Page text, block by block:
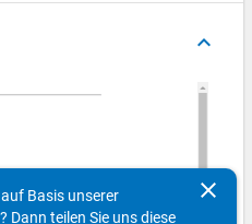
keyboard_arrow_up
clear
Basis unserer
Dann teilen Sie uns diese